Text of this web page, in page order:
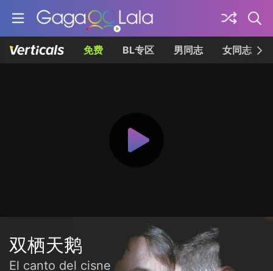
免费 BL专区 男同志 女同志
双栖天鹅
El canto del cisne